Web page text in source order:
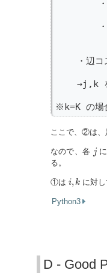
・
・
・辺コ
→j,k
※k=K の場
ここで、②は、
なので、各 j
る。
①は i,k
, k に対
Python3
D - Good